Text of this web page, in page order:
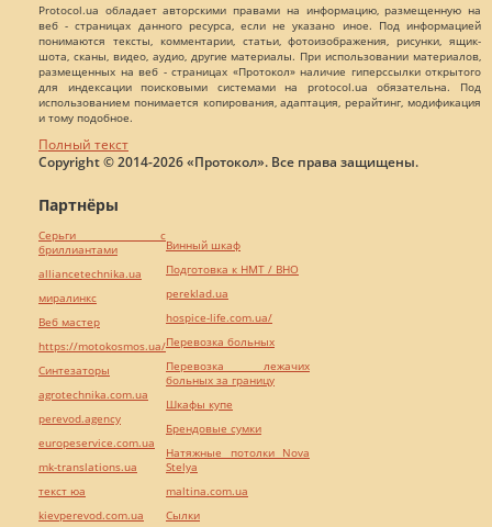
Protocol.ua обладает авторскими правами на информацию, размещенную на
веб - страницах данного ресурса, если не указано иное. Под информацией
понимаются тексты, комментарии, статьи, фотоизображения, рисунки, ящик-
шота, сканы, видео, аудио, другие материалы. При использовании материалов,
размещенных на веб - страницах «Протокол» наличие гиперссылки открытого
для индексации поисковыми системами на protocol.ua обязательна. Под
использованием понимается копирования, адаптация, рерайтинг, модификация
и тому подобное.
Полный текст
Copyright © 2014-2026 «Протокол». Все права защищены.
Партнёры
Серьги с
бриллиантами
alliancetechnika.ua
миралинкс
Веб мастер
https://motokosmos.ua/
Синтезаторы
agrotechnika.com.ua
perevod.agency
europeservice.com.ua
mk-translations.ua
текст юа
kievperevod.com.ua
Винный шкаф
Подготовка к НМТ / ВНО
pereklad.ua
hospice-life.com.ua/
Перевозка больных
Перевозка лежачих
больных за границу
Шкафы купе
Брендовые сумки
Натяжные потолки Nova
Stelya
maltina.com.ua
Cылки